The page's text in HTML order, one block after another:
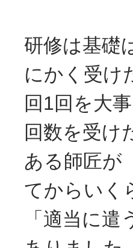
研修は基礎
にかく受け
回1回を大
回数を受け
ある師匠が
てからいく
「適当に